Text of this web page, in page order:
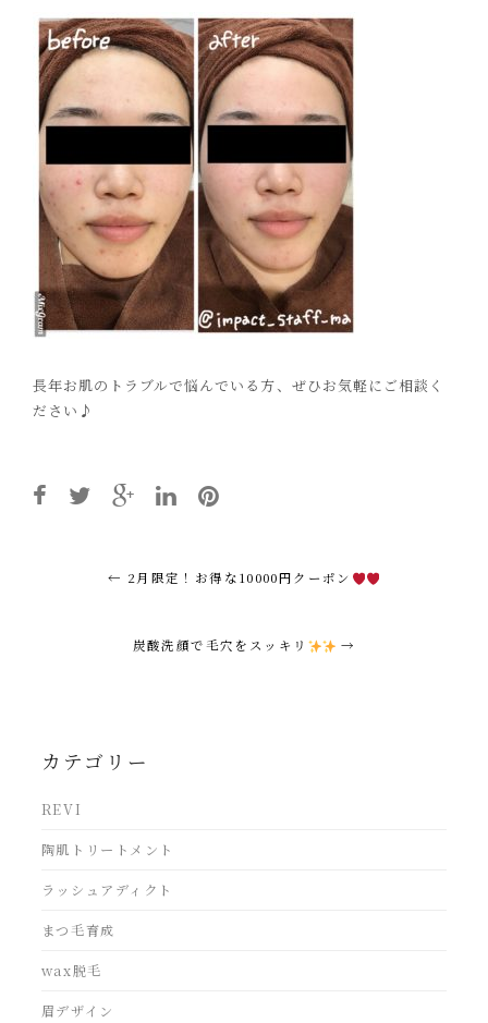
長年お肌のトラブルで悩んでいる方、ぜひお気軽にご相談く
ださい♪
← 2月限定！お得な10000円クーポン
炭酸洗顔で毛穴をスッキリ →
カテゴリー
REVI
陶肌トリートメント
ラッシュアディクト
まつ毛育成
wax脱毛
眉デザイン